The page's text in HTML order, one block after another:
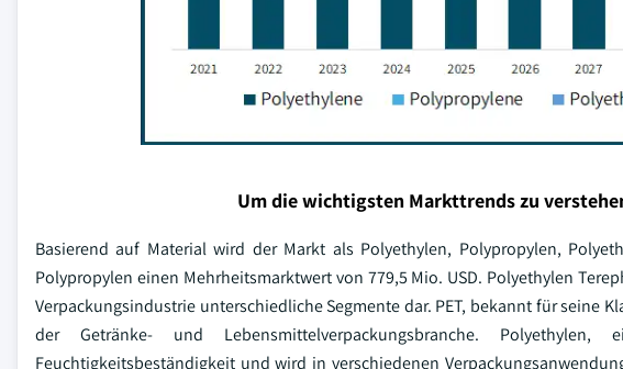
Um die wichtigsten Markttrends zu
Basierend auf Material wird der Markt als Polyethylen, Polypropylen,
Polypropylen einen Mehrheitsmarktwert von 779,5 Mio. USD. Polyethylen
Verpackungsindustrie unterschiedliche Segmente dar. PET, bekannt für seine
der Getränke- und Lebensmittelverpackungsbranche.
Feuchtigkeitsbeständigkeit und wird in verschiedenen